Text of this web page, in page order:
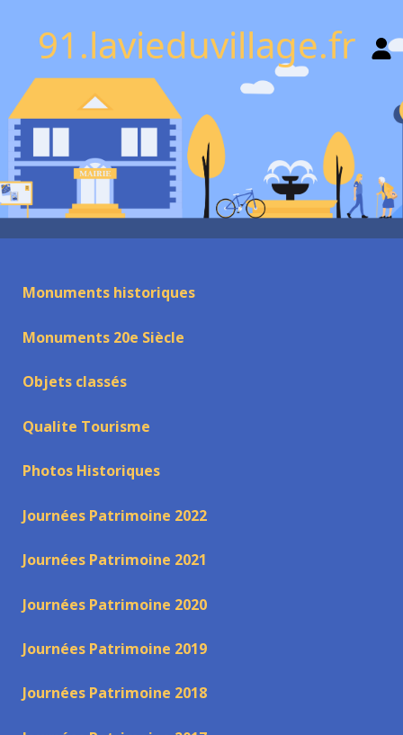
91.lavieduvillage.fr
Monuments historiques
Monuments 20e Siècle
Objets classés
Qualite Tourisme
Photos Historiques
Journées Patrimoine 2022
Journées Patrimoine 2021
Journées Patrimoine 2020
Journées Patrimoine 2019
Journées Patrimoine 2018